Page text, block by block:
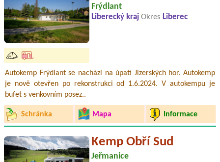
Frýdlant
Liberecký kraj Okres Liberec
Autokemp Frýdlant se nachází na úpatí Jizerských hor. Autokemp
je nově otevřen po rekonstrukci od 1.6.2024. V autokempu je
bufet s venkovním posez..
Schránka Mapa Informace
Kemp Obří Sud
Jeřmanice